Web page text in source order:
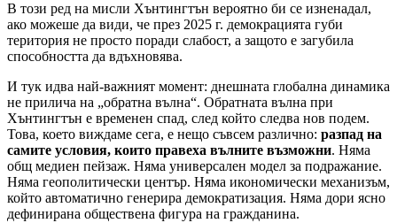
В този ред на мисли Хънтингтън вероятно би се изненадал,
ако можеше да види, че през 2025 г. демокрацията губи
територия не просто поради слабост, а защото е загубила
способността да вдъхновява.
И тук идва най-важният момент: днешната глобална динамика
не прилича на „обратна вълна“. Обратната вълна при
Хънтингтън е временен спад, след който следва нов подем.
Това, което виждаме сега, е нещо съвсем различно: разпад на
самите условия, които правеха вълните възможни. Няма
общ медиен пейзаж. Няма универсален модел за подражание.
Няма геополитически център. Няма икономически механизъм,
който автоматично генерира демократизация. Няма дори ясно
дефинирана обществена фигура на гражданина.